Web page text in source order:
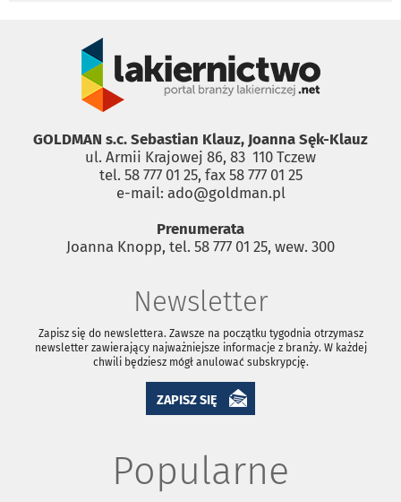
GOLDMAN s.c. Sebastian Klauz, Joanna Sęk-Klauz
ul. Armii Krajowej 86, 83 ­ 110 Tczew
tel. 58 777 01 25, fax 58 777 01 25
e-mail: ado@goldman.pl
Prenumerata
Joanna Knopp, tel. 58 777 01 25, wew. 300
Newsletter
Zapisz się do newslettera. Zawsze na początku tygodnia otrzymasz
newsletter zawierający najważniejsze informacje z branży. W każdej
chwili będziesz mógł anulować subskrypcję.
ZAPISZ SIĘ
Popularne